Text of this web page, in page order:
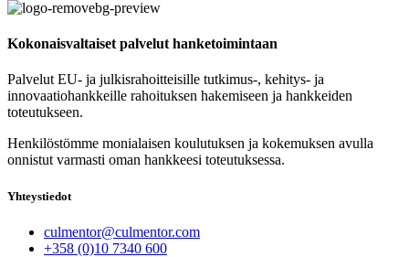
Kokonaisvaltaiset palvelut hanketoimintaan
Palvelut EU- ja julkisrahoitteisille tutkimus-, kehitys- ja
innovaatiohankkeille rahoituksen hakemiseen ja hankkeiden
toteutukseen.
Henkilöstömme monialaisen koulutuksen ja kokemuksen avulla
onnistut varmasti oman hankkeesi toteutuksessa.
Yhteystiedot
culmentor@culmentor.com
+358 (0)10 7340 600